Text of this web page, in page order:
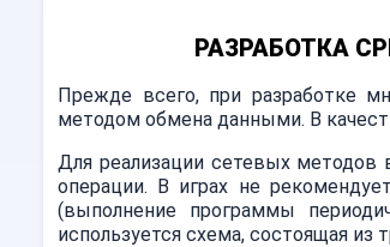
РАЗРАБОТКА
Прежде всего, при разработке
методом обмена данными. В
Для реализации сетевых методов
операции. В играх не
(выполнение программы
используется схема, состоящая из